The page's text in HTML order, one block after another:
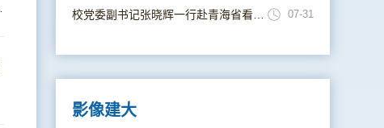
07-31
影像建大